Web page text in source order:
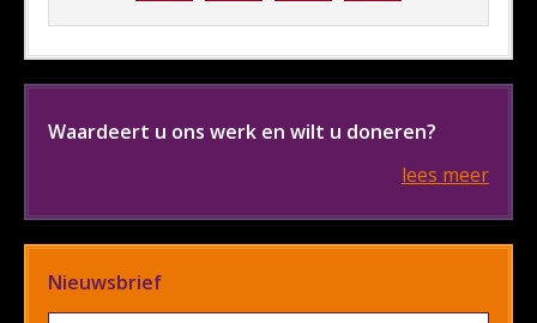
Waardeert u ons werk en wilt u doneren?
lees meer
Nieuwsbrief